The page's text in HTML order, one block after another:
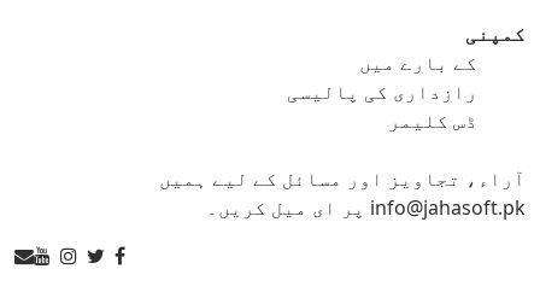
ico کو bmp
ico کو gif ico کو jpg
کمپنی
کے بارے میں
رازداری کی پالیسی
ڈس کلیمر
آراء، تجاویز اور مسائل کے لیے ہمیں
info@jahasoft.pk پر ای میل کریں۔